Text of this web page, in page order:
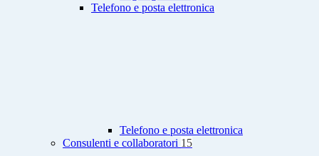
Telefono e posta elettronica
Telefono e posta elettronica
Consulenti e collaboratori 15